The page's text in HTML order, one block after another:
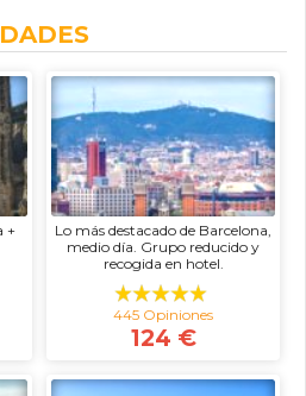
+
Lo más destacado de Barcelona,
medio día. Grupo reducido y
recogida en hotel.
445 Opiniones
124 €